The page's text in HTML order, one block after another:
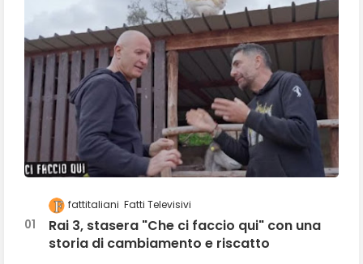
fattitaliani Fatti Televisivi
Rai 3, stasera "Che ci faccio qui" con una
storia di cambiamento e riscatto